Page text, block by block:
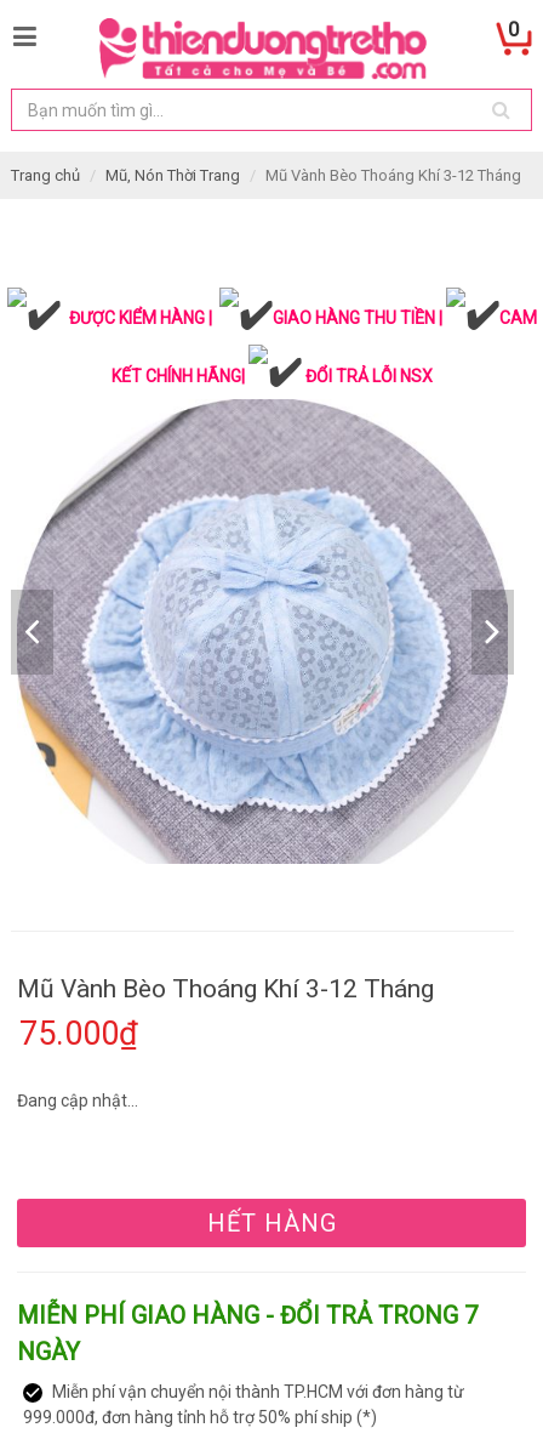
0
Trang chủ Mũ, Nón Thời Trang Mũ Vành Bèo Thoáng Khí 3-12 Tháng
ĐƯỢC KIỂM HÀNG | GIAO HÀNG THU TIỀN | CAM
KẾT CHÍNH HÃNG| ĐỔI TRẢ LỖI NSX
Mũ Vành Bèo Thoáng Khí 3-12 Tháng
75.000₫
Đang cập nhật...
HẾT HÀNG
MIỄN PHÍ GIAO HÀNG - ĐỔI TRẢ TRONG 7
NGÀY
Miễn phí vận chuyển nội thành TP.HCM với đơn hàng từ
999.000đ, đơn hàng tỉnh hỗ trợ 50% phí ship (*)